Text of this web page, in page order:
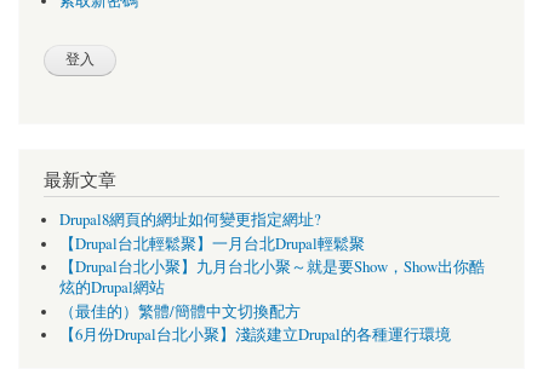
最新文章
Drupal8網頁的網址如何變更指定網址?
【Drupal台北輕鬆聚】一月台北Drupal輕鬆聚
【Drupal台北小聚】九月台北小聚～就是要Show，Show出你酷
炫的Drupal網站
（最佳的）繁體/簡體中文切換配方
【6月份Drupal台北小聚】淺談建立Drupal的各種運行環境